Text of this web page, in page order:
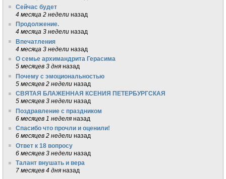
Сейчас будет
4 месяца 2 недели назад
Продолжение.
4 месяца 3 недели назад
Впечатления
4 месяца 3 недели назад
О семье архимандрита Герасима
5 месяцев 3 дня назад
Почему с эмоциональностью
5 месяцев 2 недели назад
СВЯТАЯ БЛАЖЕННАЯ КСЕНИЯ ПЕТЕРБУРГСКАЯ
5 месяцев 3 недели назад
Поздравление с праздником
6 месяцев 1 неделя назад
Спасибо что прочли и оценили!
6 месяцев 2 недели назад
Ответ к 18 вопросу
6 месяцев 3 недели назад
Талант внушать и вера
7 месяцев 4 дня назад